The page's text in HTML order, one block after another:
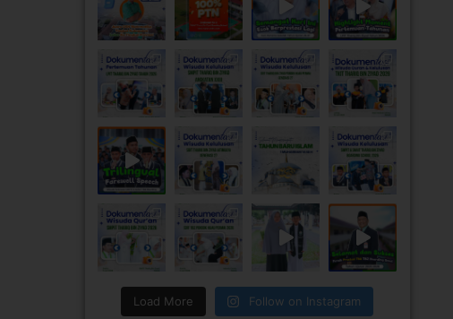
Load More Follow on Instagram